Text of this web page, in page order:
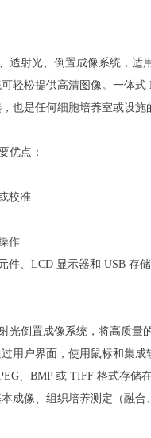
透射光、倒置成像系统，适
轻松提供高清图像。一体
也是任何细胞培养室或设施
优点：
校准
作
件、LCD 显示器和 USB 存
光倒置成像系统，将高质量
用户界面，使用鼠标和集
、BMP 或 TIFF 格式存储
成像、组织培养测定（融